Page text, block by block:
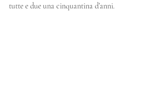
tutte e due una cinquantina d’anni.